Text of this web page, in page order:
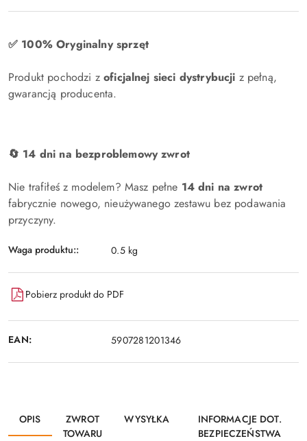
✅ 100% Oryginalny sprzęt
Produkt pochodzi zoficjalnej sieci dystrybucji z pełną,
gwarancją producenta.
🔄 14 dni na bezproblemowy zwrot
Nie trafiłeś z modelem? Masz pełne 14 dni na zwrot
fabrycznie nowego, nieużywanego zestawu bez podawania
przyczyny.
Waga produktu:: 0.5 kg
Pobierz produkt do PDF
EAN: 5907281201346
OPIS
ZWROT
TOWARU
WYSYŁKA
INFORMACJE DOT.
BEZPIECZEŃSTWA